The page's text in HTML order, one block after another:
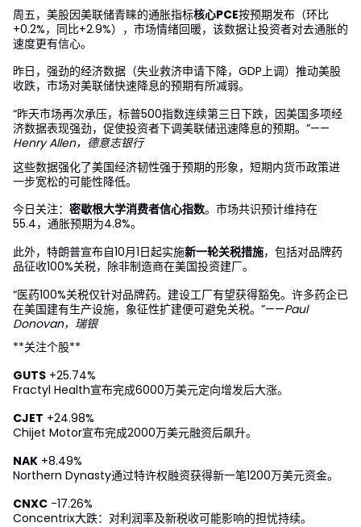
周五，美股因美联储青睐的通胀指标核心PCE按预期发布（环比
+0.2%，同比+2.9%），市场情绪回暖，该数据让投资者对去通胀的
速度更有信心。
昨日，强劲的经济数据（失业救济申请下降，GDP上调）推动美股
收跌，市场对美联储快速降息的预期有所减弱。
“昨天市场再次承压，标普500指数连续第三日下跌，因美国多项经
济数据表现强劲，促使投资者下调美联储迅速降息的预期。”——
Henry Allen，德意志银行
这些数据强化了美国经济韧性强于预期的形象，短期内货币政策进
一步宽松的可能性降低。
今日关注： 密歇根大学消费者信心指数。市场共识预计维持在
55.4，通胀预期为4.8%。
此外，特朗普宣布自10月1日起实施新一轮关税措施，包括对品牌药
品征收100%关税，除非制造商在美国投资建厂。
“医药100%关税仅针对品牌药。建设工厂有望获得豁免。许多药企已
在美国建有生产设施，象征性扩建便可避免关税。”——Paul
Donovan，瑞银
**关注个股**
GUTS +25.74%
Fractyl Health宣布完成6000万美元定向增发后大涨。
CJET +24.98%
Chijet Motor宣布完成2000万美元融资后飙升。
NAK +8.49%
Northern Dynasty通过特许权融资获得新一笔1200万美元资金。
CNXC -17.26%
Concentrix大跌：对利润率及新税收可能影响的担忧持续。